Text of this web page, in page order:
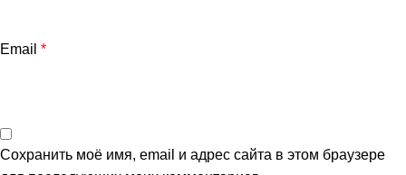
Email *
Сохранить моё имя, email и адрес сайта в этом браузере